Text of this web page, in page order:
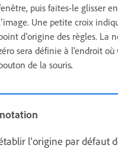
puis faites-le glisser
Une petite croix
d’origine des règles. La
sera définie à l'endroit où
de la souris.
l’origine par défaut